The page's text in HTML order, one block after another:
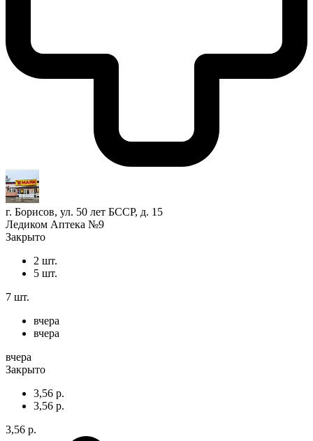
г. Борисов, ул. 50 лет БССР, д. 15
Ледиком Аптека №9
Закрыто
2 шт.
5 шт.
7 шт.
вчера
вчера
вчера
Закрыто
3,56 р.
3,56 р.
3,56 р.